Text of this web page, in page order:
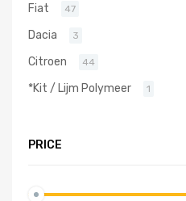
Fiat 47
Dacia 3
Citroen 44
*Kit / Lijm Polymeer 1
PRICE